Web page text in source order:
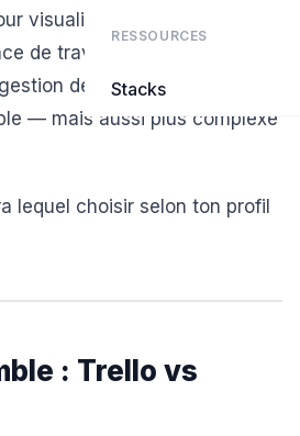
RESSOURCES
Stacks
visualiser un flux de travail.
de travail tout-en-un : notes,
de projet, wiki.
— mais aussi plus complexe
lequel choisir selon ton profil
: Trello vs